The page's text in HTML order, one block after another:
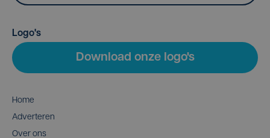
Logo's
Download onze logo's
Home
Adverteren
Over ons